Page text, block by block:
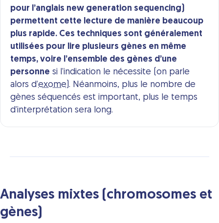
pour l’anglais new generation sequencing)
permettent cette lecture de manière beaucoup
plus rapide. Ces techniques sont généralement
utilisées pour lire plusieurs gènes en même
temps, voire l’ensemble des gènes d’une
personne si l’indication le nécessite (on parle
alors d’exome). Néanmoins, plus le nombre de
gènes séquencés est important, plus le temps
d’interprétation sera long.
Analyses mixtes (chromosomes et
gènes)